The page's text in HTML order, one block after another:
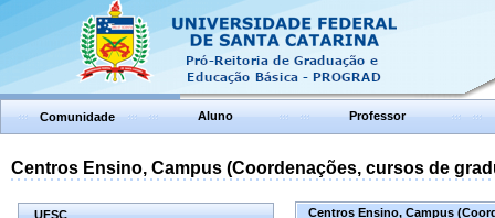
Comunidade Aluno Professor
Centros Ensino, Campus (Coordenações, cursos de
UFSC Centros Ensino, Campus